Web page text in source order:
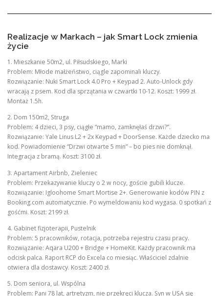
Realizacje w Markach – jak Smart Lock zmienia
życie
1. Mieszkanie 50m2, ul. Piłsudskiego, Marki
Problem: Młode małżeństwo, ciągle zapominali kluczy.
Rozwiązanie: Nuki Smart Lock 4.0 Pro + Keypad 2. Auto-Unlock gdy
wracają z psem. Kod dla sprzątania w czwartki 10-12. Koszt: 1999 zł.
Montaż 1.5h.
2. Dom 150m2, Struga
Problem: 4 dzieci, 3 psy, ciągłe “mamo, zamknęłaś drzwi?”.
Rozwiązanie: Yale Linus L2 + 2x Keypad + DoorSense. Każde dziecko ma
kod. Powiadomienie “Drzwi otwarte 5 min” – bo pies nie domknął.
Integracja z bramą. Koszt: 3100 zł.
3. Apartament Airbnb, Zieleniec
Problem: Przekazywanie kluczy o 2 w nocy, goście gubili klucze.
Rozwiązanie: Igloohome Smart Mortise 2+. Generowanie kodów PIN z
Booking.com automatycznie. Po wymeldowaniu kod wygasa. 0 spotkań z
gośćmi. Koszt: 2199 zł.
4. Gabinet fizjoterapii, Pustelnik
Problem: 5 pracowników, rotacja, potrzeba rejestru czasu pracy.
Rozwiązanie: Aqara U200 + Bridge + HomeKit. Każdy pracownik ma
odcisk palca. Raport RCP do Excela co miesiąc. Właściciel zdalnie
otwiera dla dostawcy. Koszt: 2400 zł.
5. Dom seniora, ul. Wspólna
Problem: Pani 78 lat, artretyzm, nie przekręci klucza. Syn w USA się